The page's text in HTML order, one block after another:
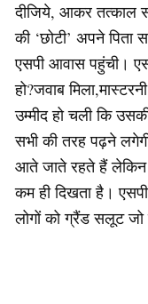
दीजिये, आकर तत्काल
की ‘छोटी’ अपने
एसपी आवास पहुंची।
हो?जवाब
उम्मीद हो चली कि
सभी की तरह पढ़ने
आते जाते रहते हैं लेकिन
कम ही दिखता है।
लोगों को ग्रैंड सलूट जो